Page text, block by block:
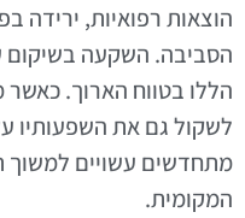
הוצאות רפואיות, ירידה
הסביבה. השקעה בשיקום
הללו בטווח הארוך.
לשקול גם את השפעותיו
מתחדשים עשויים למשוך
המקומית.